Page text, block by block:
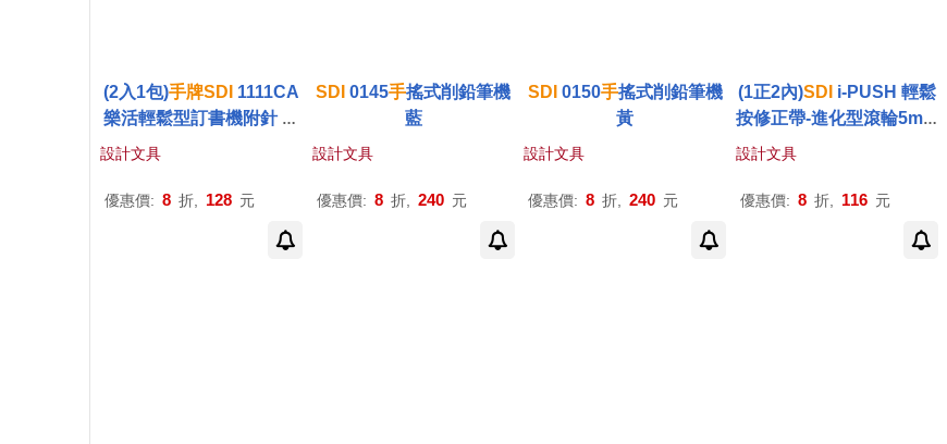
(2入1包)手牌SDI 1111CA
樂活輕鬆型訂書機附針 顏
設計文具
優惠價: 8 折, 128 元
SDI 0145手搖式削鉛筆機
藍
設計文具
優惠價: 8 折, 240 元
SDI 0150手搖式削鉛筆機
黃
設計文具
優惠價: 8 折, 240 元
(1正2內)SDI i-PUSH 輕鬆
按修正帶-進化型滾輪5mm
設計文具
優惠價: 8 折, 116 元